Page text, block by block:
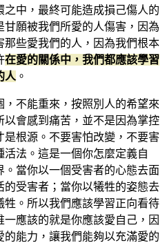
中，最終可能造成損己傷人的
願被我們所愛的人傷害，因為
些愛我們的人，因為我們根本
在愛的關係中，我們都應該學習
人 。
不能重來，按照別人的希望來
會感到痛苦，並不是因為掌控
根源。不要害怕改變，不要害
法。這是一個你怎麼定義自
當你以一個受害者的心態去面
受害者；當你以犧牲的姿態去
。所以我們應該學習正向看待
應該的就是你應該愛自己，因
能力，讓我們能夠以充滿愛的